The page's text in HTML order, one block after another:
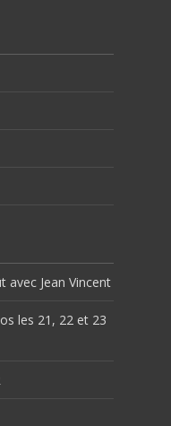
avec Jean Vincent
les 21, 22 et 23